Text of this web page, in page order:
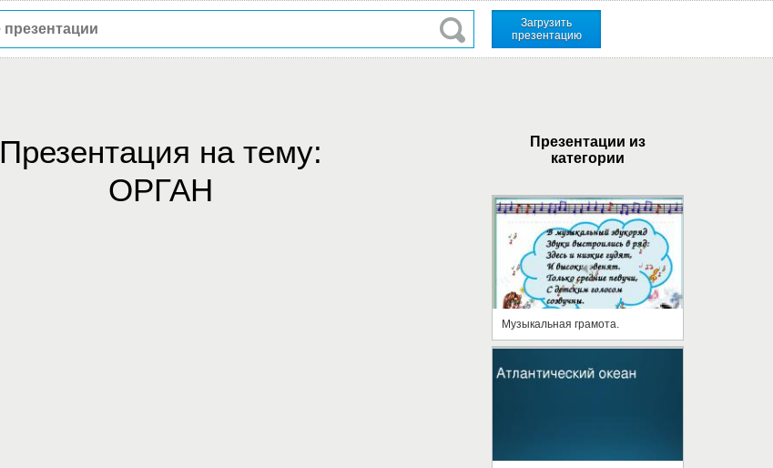
Загрузить
презентацию
Презентация на тему:
ОРГАН
Презентации из
категории
Музыкальная грамота.